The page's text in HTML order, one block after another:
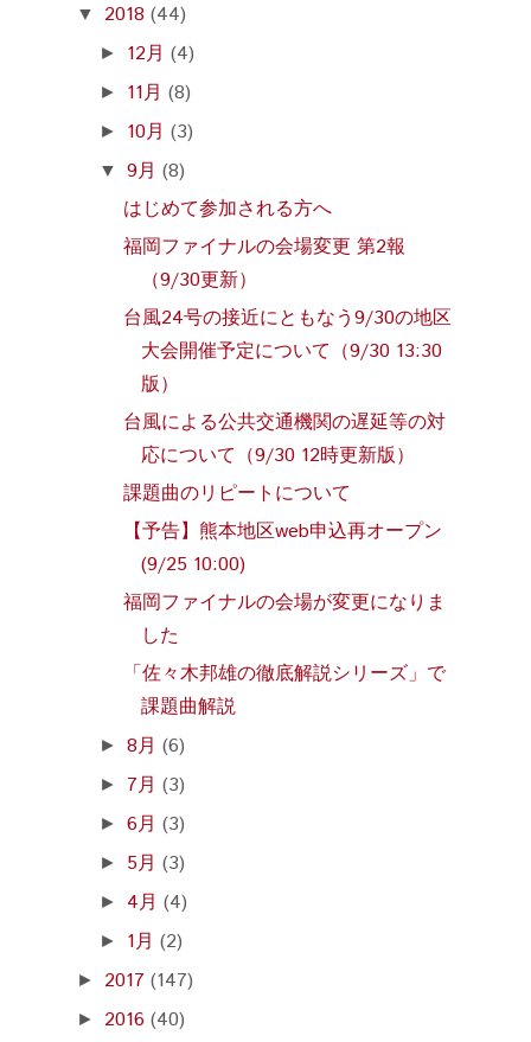
▼ 2018 (44)
► 12月(4)
► 11月(8)
► 10月(3)
▼9月(8)
はじめて参加される方へ
福岡ファイナルの会場変更 第2報
（9/30更新）
台風24号の接近にともなう9/30の地区
大会開催予定について（9/30 13:30
版）
台風による公共交通機関の遅延等の対
応について（9/30 12時更新版）
課題曲のリピートについて
【予告】熊本地区web申込再オープン
(9/25 10:00)
福岡ファイナルの会場が変更になりま
した
「佐々木邦雄の徹底解説シリーズ」で
課題曲解説
►8月(6)
► 7月(3)
►6月(3)
► 5月(3)
► 4月(4)
► 1月(2)
► 2017 (147)
► 2016 (40)